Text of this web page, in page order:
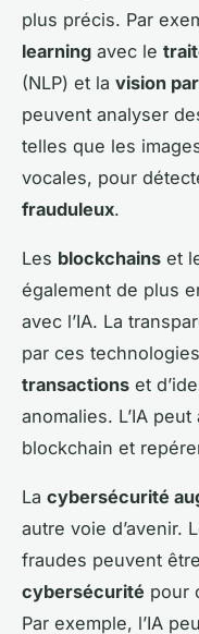
plus précis. Par
learning avec le
(NLP) et la vision
peuvent analyser
telles que les
vocales, pour
frauduleux.
Les blockchains et
également de plus
avec l’IA. La
par ces
transactions et
anomalies. L’IA
blockchain et
La cybersécurité
autre voie d’avenir.
fraudes peuvent
cybersécurité pour
Par exemple, l’IA